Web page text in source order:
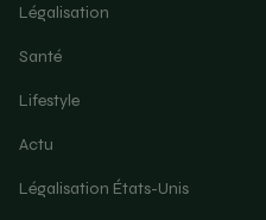
Légalisation
Santé
Lifestyle
Actu
Légalisation États-Unis